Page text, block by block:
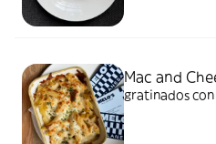
Mac and
gratinados